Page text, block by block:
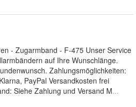
- Zugarmband - F-475 Unser Service
auf Ihre Wunschlänge.
Zahlungsmöglichkeiten:
PayPal Versandkosten frei
Siehe Zahlung und Versand M...